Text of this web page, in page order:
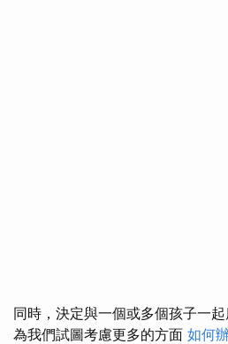
同時，決定與一個或多個孩子一
為我們試圖考慮更多的方面 如何